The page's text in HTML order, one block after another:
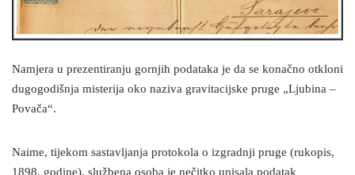
Namjera u prezentiranju gornjih podataka je da se konačno otkloni
dugogodišnja misterija oko naziva gravitacijske pruge „Ljubina –
Povača“.
Naime, tijekom sastavljanja protokola o izgradnji pruge (rukopis,